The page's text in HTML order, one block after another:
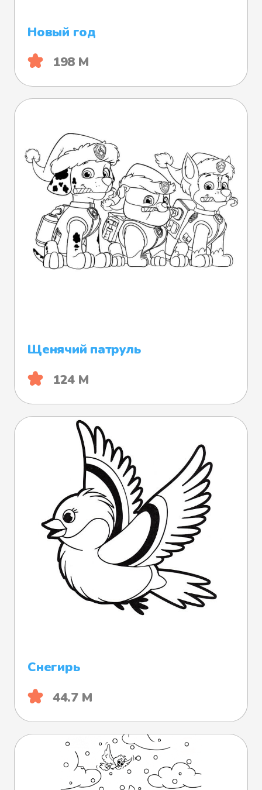
Новый год
198 М
Щенячий патруль
124 М
Снегирь
44.7 М